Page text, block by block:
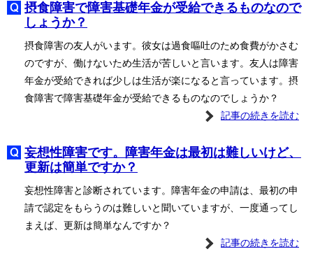
摂食障害で障害基礎年金が受給できるものなので
しょうか？
摂食障害の友人がいます。彼女は過食嘔吐のため食費がかさむ
のですが、働けないため生活が苦しいと言います。友人は障害
年金が受給できれば少しは生活が楽になると言っています。摂
食障害で障害基礎年金が受給できるものなのでしょうか？
記事の続きを読む
妄想性障害です。障害年金は最初は難しいけど、
更新は簡単ですか？
妄想性障害と診断されています。障害年金の申請は、最初の申
請で認定をもらうのは難しいと聞いていますが、一度通ってし
まえば、更新は簡単なんですか？
記事の続きを読む